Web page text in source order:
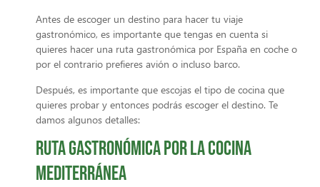
Antes de escoger un destino para hacer tu viaje
gastronómico, es importante que tengas en cuenta si
quieres hacer una ruta gastronómica por España en coche o
por el contrario prefieres avión o incluso barco.
Después, es importante que escojas el tipo de cocina que
quieres probar y entonces podrás escoger el destino. Te
damos algunos detalles:
Ruta gastronómica por la cocina
mediterránea